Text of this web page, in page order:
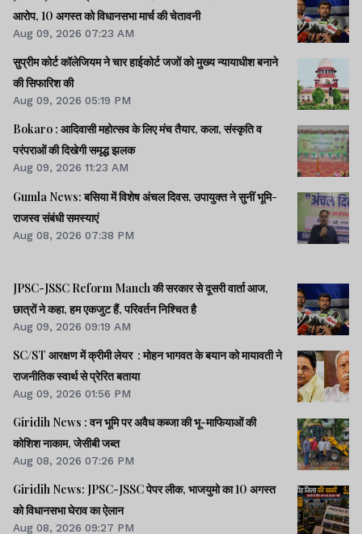
आरोप, 10 अगस्त को विधानसभा मार्च की चेतावनी
Aug 09, 2026 07:23 AM
सुप्रीम कोर्ट कॉलेजियम ने चार हाईकोर्ट जजों को मुख्य न्यायाधीश बनाने
की सिफारिश की
Aug 09, 2026 05:19 PM
Bokaro : आदिवासी महोत्सव के लिए मंच तैयार, कला, संस्कृति व
परंपराओं की दिखेगी समृद्ध झलक
Aug 09, 2026 11:23 AM
Gumla News: बसिया में विशेष अंचल दिवस, उपायुक्त ने सुनीं भूमि-
राजस्व संबंधी समस्याएं
Aug 08, 2026 07:38 PM
JPSC-JSSC Reform Manch की सरकार से दूसरी वार्ता आज,
छात्रों ने कहा, हम एकजुट हैं, परिवर्तन निश्चित है
Aug 09, 2026 09:19 AM
SC/ST आरक्षण में क्रीमी लेयर : मोहन भागवत के बयान को मायावती ने
राजनीतिक स्वार्थ से प्रेरित बताया
Aug 09, 2026 01:56 PM
Giridih News : वन भूमि पर अवैध कब्जा की भू-माफियाओं की
कोशिश नाकाम, जेसीबी जब्त
Aug 08, 2026 07:26 PM
Giridih News: JPSC-JSSC पेपर लीक, भाजयुमो का 10 अगस्त
को विधानसभा घेराव का ऐलान
Aug 08, 2026 09:27 PM